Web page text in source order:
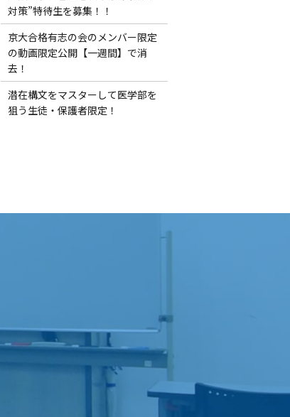
対策”特待生を募集！！
京大合格有志の会のメンバー限定
の動画限定公開【一週間】で消
去！
潜在構文をマスターして医学部を
狙う生徒・保護者限定！